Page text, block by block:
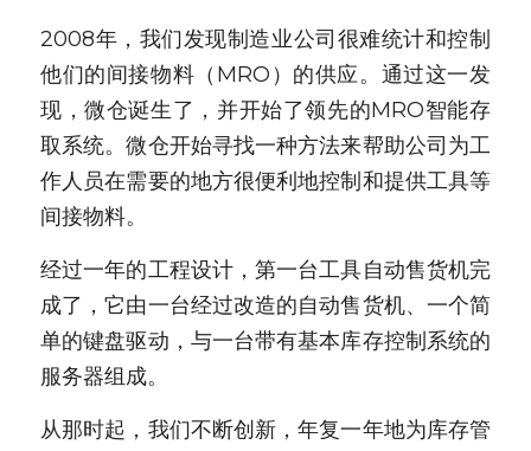
2008年，我们发现制造业公司很难统计和控制
他们的间接物料（MRO）的供应。通过这一发
现，微仓诞生了，并开始了领先的MRO智能存
取系统。微仓开始寻找一种方法来帮助公司为工
作人员在需要的地方很便利地控制和提供工具等
间接物料。
经过一年的工程设计，第一台工具自动售货机完
成了，它由一台经过改造的自动售货机、一个简
单的键盘驱动，与一台带有基本库存控制系统的
服务器组成。
从那时起，我们不断创新，年复一年地为库存管